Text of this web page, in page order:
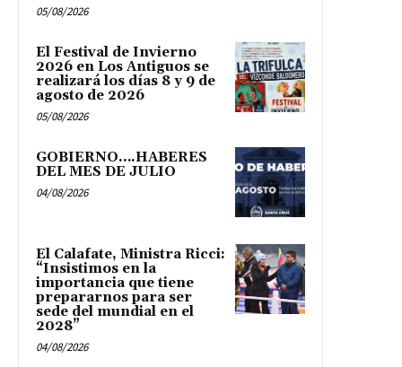
05/08/2026
El Festival de Invierno
2026 en Los Antiguos se
realizará los días 8 y 9 de
agosto de 2026
05/08/2026
GOBIERNO….HABERES
DEL MES DE JULIO
04/08/2026
El Calafate, Ministra Ricci:
“Insistimos en la
importancia que tiene
prepararnos para ser
sede del mundial en el
2028”
04/08/2026